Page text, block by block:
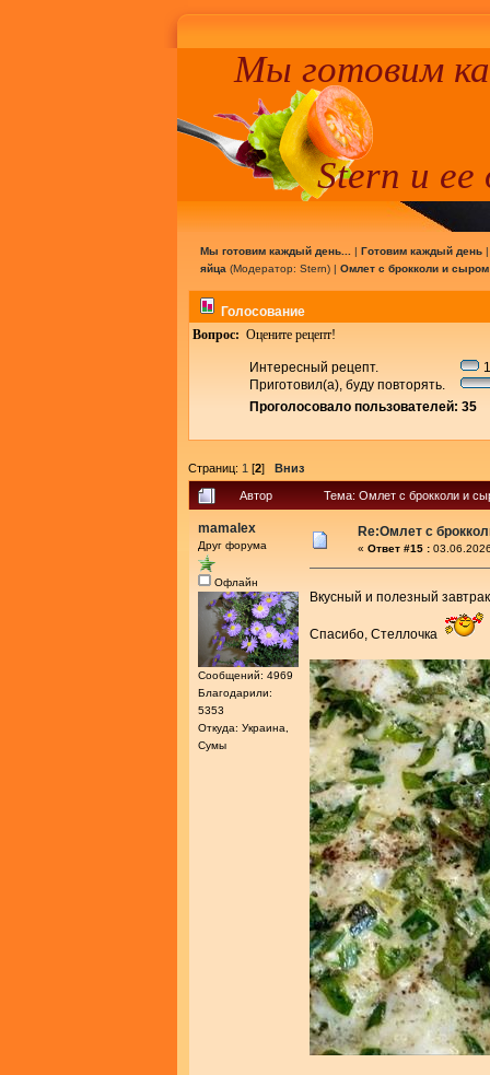
Мы готовим
Stern и ее
Мы готовим каждый день... | Готовим каждый день
яйца (Модератор: Stern) | Омлет с брокколи и сыром
Голосование
Вопрос: Оцените рецепт!
Интересный рецепт.
Приготовил(а), буду повторять.
Проголосовало пользователей: 35
Страниц: 1 [2] Вниз
Автор Тема: Омлет с брокколи и
mamalex
Друг форума
Офлайн
Сообщений: 4969
Благодарили:
5353
Откуда: Украина,
Сумы
Re:Омлет с
« Ответ #15 :
Вкусный и полезный
Спасибо, Стеллочка